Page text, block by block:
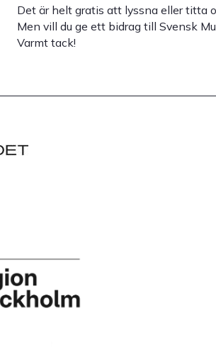
Det är helt gratis att lyssna eller titta
Men vill du ge ett bidrag till Svensk
Varmt tack!